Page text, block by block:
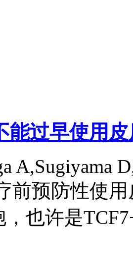
能过早使用
A,Sugiyama
前预防性使
，也许是